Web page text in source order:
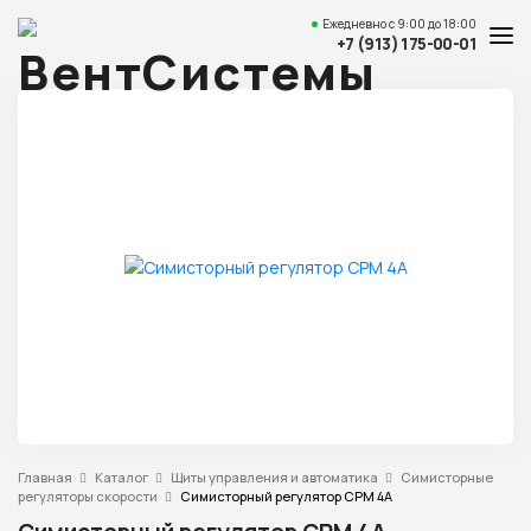
Ежедневнос 9:00 до 18:00
+7 (913) 175-00-01
Услуги и цены
Красноярск,
ул. Свердловская, 15 ст29, офис 4
Главная Каталог Щиты управления и автоматика
Симисторные
регуляторы скорости
Симисторный регулятор СРМ 4А